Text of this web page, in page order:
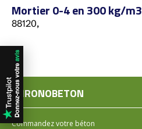
Mortier 0-4 en 300 kg/m3
88120,
CHRONOBETON
Commandez votre béton